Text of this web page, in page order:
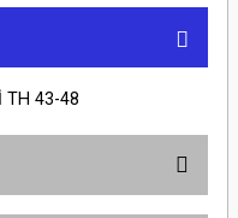
TH 43-48